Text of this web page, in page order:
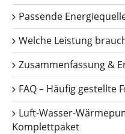
Passende
Welche Leistung
Zusammenfassung &
FAQ – Häufig gestellte
Luft-Wasser-
Komplettpaket